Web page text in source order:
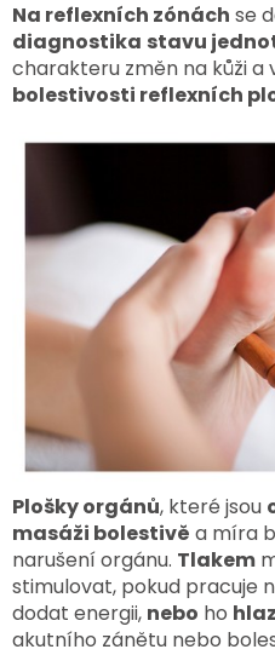
Na reflexních zónách se
diagnostika stavu
charakteru změn na kůži a
bolestivosti reflexních
Plošky orgánů, které jsou
masáži bolestivě a míra
narušení orgánu. Tlakem
stimulovat, pokud pracuje
dodat energii, nebo ho
akutního zánětu nebo